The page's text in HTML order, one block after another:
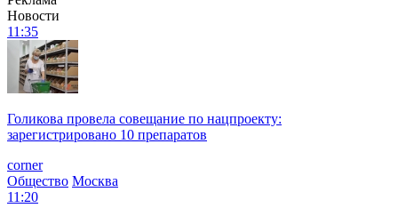
Новости
11:35
Голикова провела совещание по нацпроекту:
зарегистрировано 10 препаратов
corner
Общество Москва
11:20